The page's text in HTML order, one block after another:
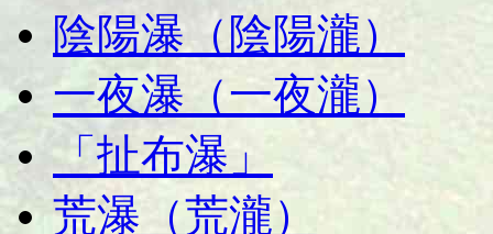
陰陽瀑（陰陽瀧）
一夜瀑（一夜瀧）
「扯布瀑」
荒瀑（荒瀧）